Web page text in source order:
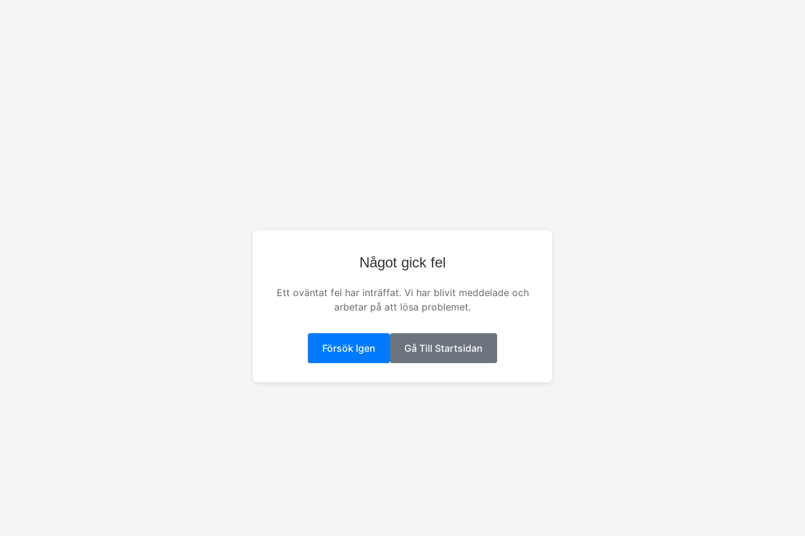
Något gick fel
Ett oväntat fel har inträffat. Vi har blivit meddelade och
arbetar på att lösa problemet.
Försök Igen Gå Till Startsidan